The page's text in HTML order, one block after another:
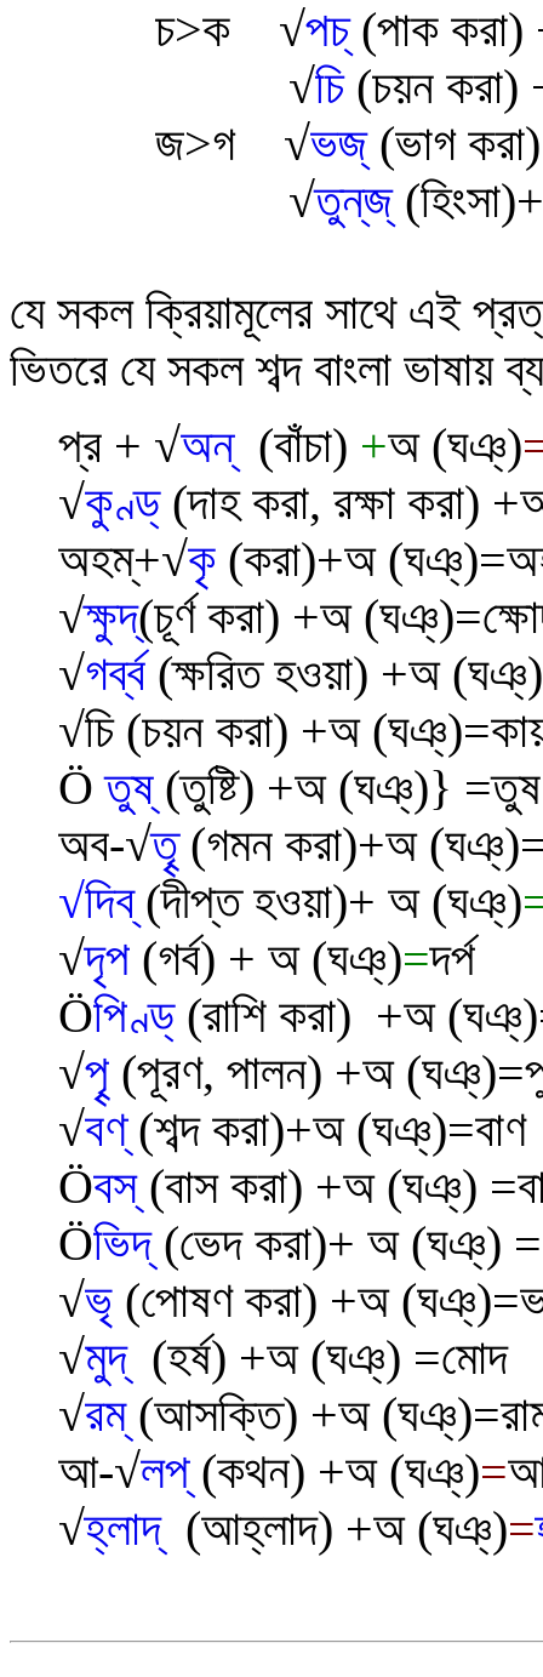
চ>ক √পচ্(পাক
√চি(চয়ন
জ>গ √ভজ্(ভাগ
√তুন্‌জ্ (হিংসা)+
যে সকল ক্রিয়ামূলের সাথে এই
ভিতরে যে সকল শব্দ বাংলা ভাষায়
প্র + √অন্ (বাঁচা) +অ (ঘঞ্)
√কুণ্ড্ (দাহ করা, রক্ষা করা) +
অহম্+√কৃ (করা)+অ
√ক্ষুদ্(চূর্ণ করা) +অ (ঘঞ্)
√গর্ব্ব(ক্ষরিত হওয়া) +অ
√চি (চয়ন করা) +অ
Ö তুষ্(তুষ্টি) +অ (ঘঞ্)} =তুষ
অব-√তৄ(গমন করা)+অ
√দিব্ (দীপ্ত হওয়া)+ অ (ঘঞ্)
√দৃপ (গর্ব) + অ (ঘঞ্)=দর্প
Öপিণ্ড্(রাশি করা) +অ (ঘঞ্)
√পৄ (পূরণ, পালন) +অ
√বণ্ (শব্দ করা)+অ (ঘঞ্)=বাণ
Öবস্ (বাস করা) +অ (ঘঞ্)
Öভিদ্(ভেদ করা)+ অ (ঘঞ্)
√ভৃ (পোষণ করা) +অ (ঘঞ্)
√মুদ্ (হর্ষ) +অ (ঘঞ্) =মোদ
√রম্ (আসক্তি) +অ
আ-√লপ্(কথন) +অ (ঘঞ্)=
√হ্লাদ্ (আহ্লাদ) +অ (ঘঞ্)=